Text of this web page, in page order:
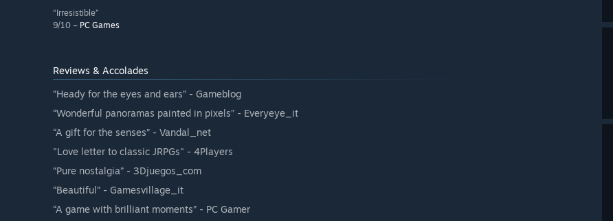
“Irresistible”
9/10 – PC Games
Reviews & Accolades
“Heady for the eyes and ears” - Gameblog
“Wonderful panoramas painted in pixels” - Everyeye_it
“A gift for the senses” - Vandal_net
"Love letter to classic JRPGs" - 4Players
“Pure nostalgia” - 3Djuegos_com
“Beautiful” - Gamesvillage_it
“A game with brilliant moments” - PC Gamer